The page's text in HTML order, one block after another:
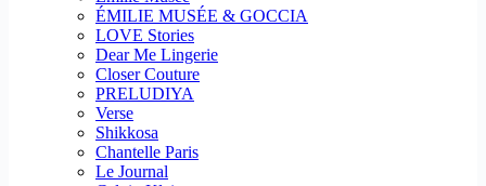
ÉMILIE MUSÉE & GOCCIA
LOVE Stories
Dear Me Lingerie
Closer Couture
PRELUDIYA
Verse
Shikkosa
Chantelle Paris
Le Journal